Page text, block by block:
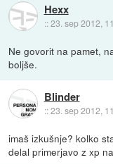
Hexx
::23. sep 2012,
Ne govorit na pamet,
boljše.
Blinder
::23. sep 2012,
imaš izkušnje? kolko
delal primerjavo z xp